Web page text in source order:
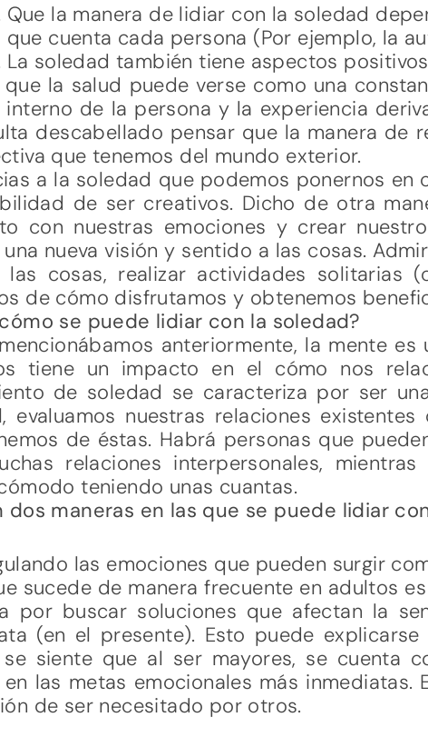
Que la manera de lidiar con la soledad
que cuenta cada persona (Por ejemplo, la
La soledad también tiene aspectos
que la salud puede verse como una
interno de la persona y la experiencia
descabellado pensar que la manera de
que tenemos del mundo exterior.
a la soledad que podemos ponernos
de ser creativos. Dicho de otra
con nuestras emociones y crear
nueva visión y sentido a las cosas.
las cosas, realizar actividades
de cómo disfrutamos y obtenemos
se puede lidiar con la soledad?
anteriormente, la mente
tiene un impacto en el cómo nos
de soledad se caracteriza por ser
evaluamos nuestras relaciones
de éstas. Habrá personas que
relaciones interpersonales,
teniendo unas cuantas.
dos maneras en las que se puede lidiar
las emociones que pueden surgir
sucede de manera frecuente en adultos
por buscar soluciones que afectan la
(en el presente). Esto puede
siente que al ser mayores, se cuenta
las metas emocionales más inmediatas.
de ser necesitado por otros.